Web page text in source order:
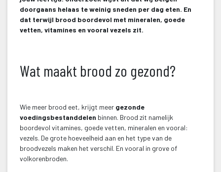
doorgaans helaas te weinig sneden per dag eten. En
dat terwijl brood boordevol met mineralen, goede
vetten, vitamines en vooral vezels zit.
Wat maakt brood zo gezond?
Wie meer brood eet, krijgt meer gezonde
voedingsbestanddelen binnen. Brood zit namelijk
boordevol vitamines, goede vetten, mineralen en vooral:
vezels. De grote hoeveelheid aan en het type van de
broodvezels maken het verschil. En vooral in grove of
volkorenbroden.